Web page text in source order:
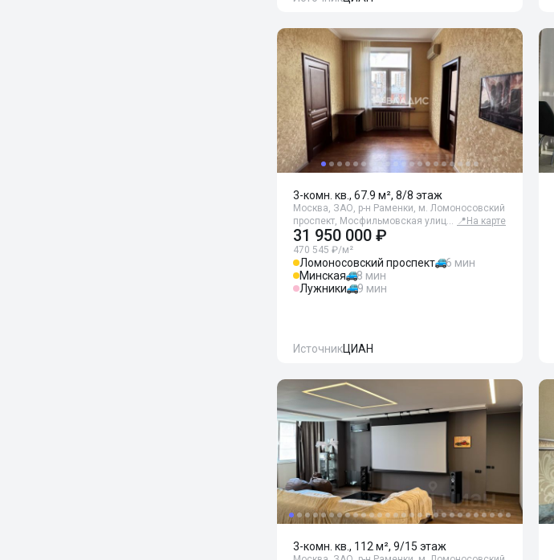
3-комн. кв., 67.9 м², 8/8 этаж
Москва, ЗАО, р-н Раменки, м. Ломоносовский
проспект, Мосфильмовская улиц… 📍 На карте
31 950 000 ₽
470 545 ₽/м²
Ломоносовский проспект
6 мин
Минская
8 мин
Лужники
9 мин
ИсточникЦИАН
3-комн. кв., 112 м², 9/15 этаж